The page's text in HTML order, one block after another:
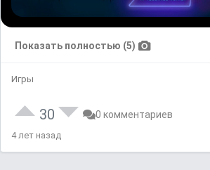
Показать полностью (5)
Игры
30 0 комментариев
4 лет назад